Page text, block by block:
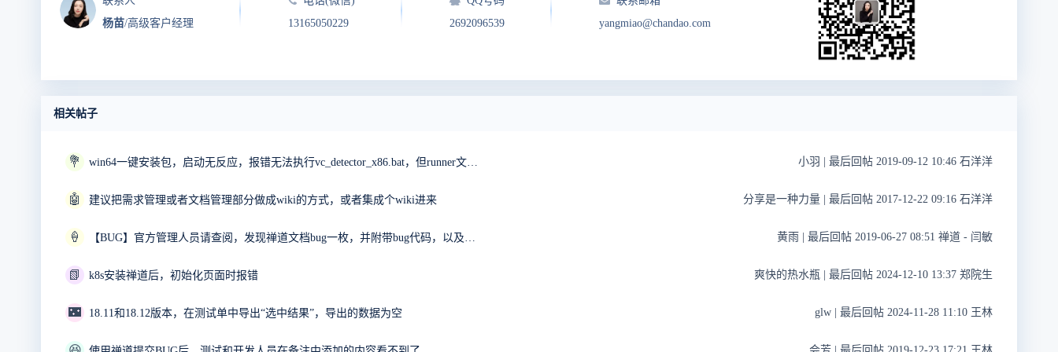
杨苗/高级客户经理
13165050229
2692096539
yangmiao@chandao.com
相关帖子
💐 win64一键安装包，启动无反应，报错无法执行vc_detector_x86.bat，但runner文件夹中是vc_detector_x64.bat求解 小羽 最后回帖 2019-09-12 10:46 石洋洋
🤖 建议把需求管理或者文档管理部分做成wiki的方式，或者集成个wiki进来 分享是一种力量 最后回帖 2017-12-22 09:16 石洋洋
🍦 【BUG】官方管理人员请查阅，发现禅道文档bug一枚，并附带bug代码，以及解决方案~~~ 黄雨 最后回帖 2019-06-27 08:51 禅道 - 闫敏
📗 k8s安装禅道后，初始化页面时报错 爽快的热水瓶 最后回帖 2024-12-10 13:37 郑院生
🌃 18.11和18.12版本，在测试单中导出“选中结果”，导出的数据为空 glw 最后回帖 2024-11-28 11:10 王林